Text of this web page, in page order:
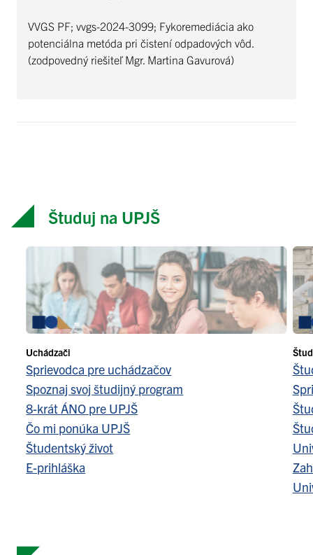
VVGS PF; vvgs-2024-3099; Fykoremediácia ako
potenciálna metóda pri čistení odpadových vôd.
(zodpovedný riešiteľ Mgr. Martina Gavurová)
Študuj na UPJŠ
Uchádzači
Sprievodca pre uchádzačov
Spoznaj svoj študijný program
8-krát ÁNO pre UPJŠ
Čo mi ponúka UPJŠ
Študentský život
E-prihláška